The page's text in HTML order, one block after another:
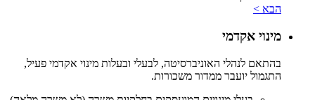
הבא >
מינוי אקדמי
בהתאם לנהלי האוניברסיטה, לבעלי ובעלות מינוי אקדמי פעיל,
התגמול יועבר ממדור משכורות.